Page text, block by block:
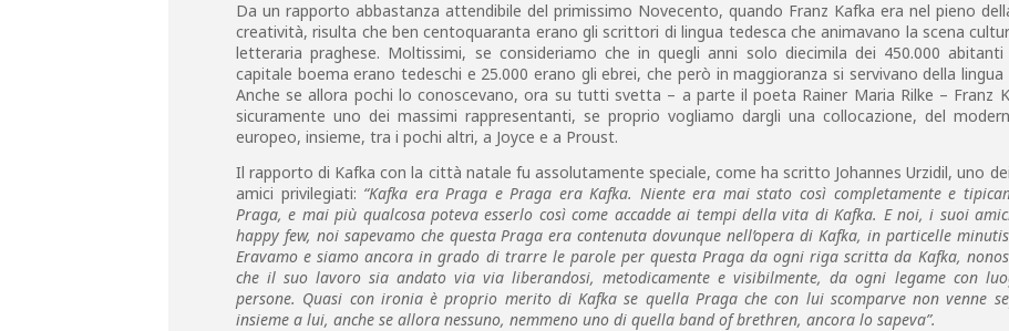
Da un rapporto abbastanza attendibile del primissimo Novecento, quando Franz Kafka era nel pieno
creatività, risulta che ben centoquaranta erano gli scrittori di lingua tedesca che animavano la scena
letteraria praghese. Moltissimi, se consideriamo che in quegli anni solo diecimila dei 450.000 abitanti
capitale boema erano tedeschi e 25.000 erano gli ebrei, che però in maggioranza si servivano della lingua
Anche se allora pochi lo conoscevano, ora su tutti svetta – a parte il poeta Rainer Maria Rilke – Franz
sicuramente uno dei massimi rappresentanti, se proprio vogliamo dargli una collocazione, del
europeo, insieme, tra i pochi altri, a Joyce e a Proust.
Il rapporto di Kafka con la città natale fu assolutamente speciale, come ha scritto Johannes Urzidil, uno
amici privilegiati: “Kafka era Praga e Praga era Kafka. Niente era mai stato così completamente e
Praga, e mai più qualcosa poteva esserlo così come accadde ai tempi della vita di Kafka. E noi, i suoi
happy few, noi sapevamo che questa Praga era contenuta dovunque nell’opera di Kafka, in particelle
Eravamo e siamo ancora in grado di trarre le parole per questa Praga da ogni riga scritta da Kafka,
che il suo lavoro sia andato via via liberandosi, metodicamente e visibilmente, da ogni legame con
persone. Quasi con ironia è proprio merito di Kafka se quella Praga che con lui scomparve non venne
insieme a lui, anche se allora nessuno, nemmeno uno di quella band of brethren, ancora lo sapeva”.